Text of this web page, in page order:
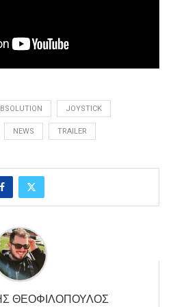
JOYSTICK
NEWS TRAILER
ΘΕΟΦΙΛΌΠΟΥΛΟΣ